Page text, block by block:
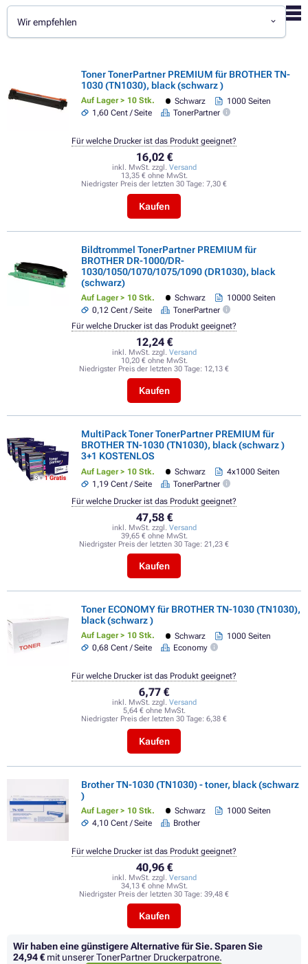
Wir empfehlen
Toner TonerPartner PREMIUM für BROTHER TN-
1030 (TN1030), black (schwarz )
Auf Lager > 10 Stk. Schwarz
1000 Seiten
1,60 Cent / Seite
TonerPartner
16,02 €
inkl. MwSt. zzgl. Versand
13,35 € ohne MwSt.
Niedrigster Preis der letzten 30 Tage: 7,30 €
Kaufen
Für welche Drucker ist das Produkt geeignet?
Bildtrommel TonerPartner PREMIUM für
BROTHER DR-1000/DR-
1030/1050/1070/1075/1090 (DR1030), black
(schwarz)
Auf Lager > 10 Stk. Schwarz
10000 Seiten
0,12 Cent / Seite
TonerPartner
12,24 €
inkl. MwSt. zzgl. Versand
10,20 € ohne MwSt.
Niedrigster Preis der letzten 30 Tage: 12,13 €
Kaufen
Für welche Drucker ist das Produkt geeignet?
MultiPack Toner TonerPartner PREMIUM für
BROTHER TN-1030 (TN1030), black (schwarz )
3+1 KOSTENLOS
Auf Lager > 10 Stk. Schwarz
4x1000 Seiten
1,19 Cent / Seite
TonerPartner
47,58 €
inkl. MwSt. zzgl. Versand
39,65 € ohne MwSt.
Niedrigster Preis der letzten 30 Tage: 21,23 €
Kaufen
Für welche Drucker ist das Produkt geeignet?
Toner ECONOMY für BROTHER TN-1030 (TN1030),
black (schwarz )
Auf Lager > 10 Stk. Schwarz
1000 Seiten
0,68 Cent / Seite
Economy
6,77 €
inkl. MwSt. zzgl. Versand
5,64 € ohne MwSt.
Niedrigster Preis der letzten 30 Tage: 6,38 €
Kaufen
Für welche Drucker ist das Produkt geeignet?
Brother TN-1030 (TN1030) - toner, black (schwarz
)
Auf Lager > 10 Stk. Schwarz
1000 Seiten
4,10 Cent / Seite
Brother
40,96 €
inkl. MwSt. zzgl. Versand
34,13 € ohne MwSt.
Niedrigster Preis der letzten 30 Tage: 39,48 €
Kaufen
Für welche Drucker ist das Produkt geeignet?
Wir haben eine günstigere Alternative für Sie.Sparen Sie
24,94 € mit unserer TonerPartner Druckerpatrone.